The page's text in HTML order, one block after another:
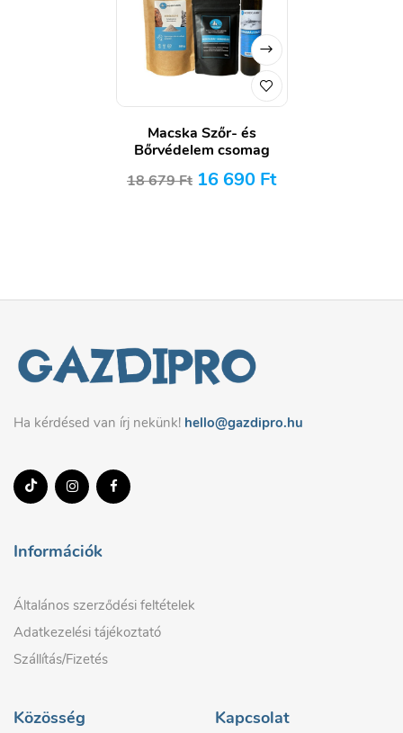
Macska Szőr- és
Bőrvédelem csomag
18 679Ft 16 690 Ft
Ha kérdésed van írj nekünk! hello@gazdipro.hu
Információk
Általános szerződési feltételek
Adatkezelési tájékoztató
Szállítás/Fizetés
Közösség Kapcsolat